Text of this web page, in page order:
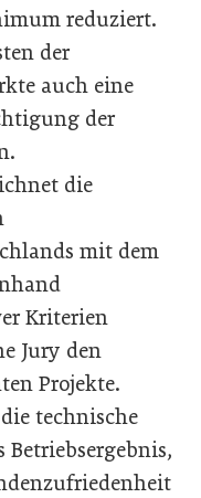
reduziert.
der
auch eine
der
die
mit dem
Kriterien
Jury den
Projekte.
technische